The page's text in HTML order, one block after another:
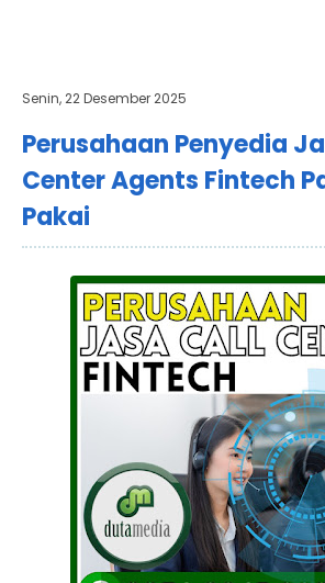
Senin, 22 Desember 2025
Perusahaan Penyedia
Center Agents Fintech
Pakai